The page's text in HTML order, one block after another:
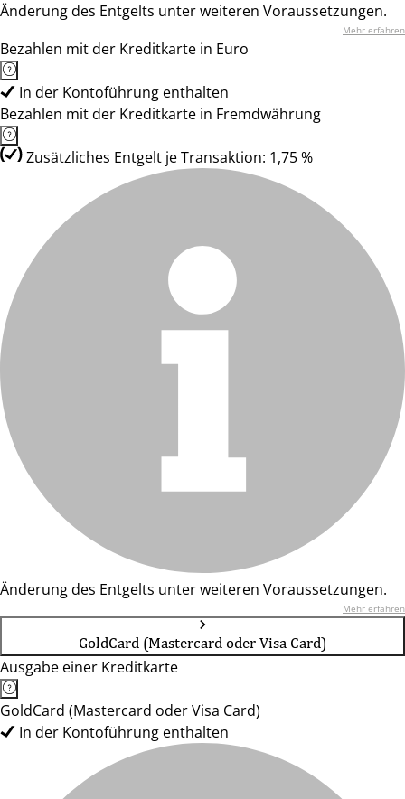
Änderung des Entgelts unter weiteren Voraussetzungen.
Mehr erfahren
Bezahlen mit der Kreditkarte in Euro
In der Kontoführung enthalten
Bezahlen mit der Kreditkarte in Fremdwährung
Zusätzliches Entgelt je Transaktion: 1,75 %
Änderung des Entgelts unter weiteren Voraussetzungen.
Mehr erfahren
GoldCard (Mastercard oder Visa Card)
Ausgabe einer Kreditkarte
GoldCard (Mastercard oder Visa Card)
In der Kontoführung enthalten